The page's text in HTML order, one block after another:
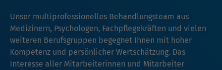
Unser multiprofessionelles Behandlungsteam aus
Medizinern, Psychologen, Fachpflegekräften und vielen
weiteren Berufsgruppen begegnet Ihnen mit hoher
Kompetenz und persönlicher Wertschätzung. Das
Interesse aller Mitarbeiterinnen und Mitarbeiter